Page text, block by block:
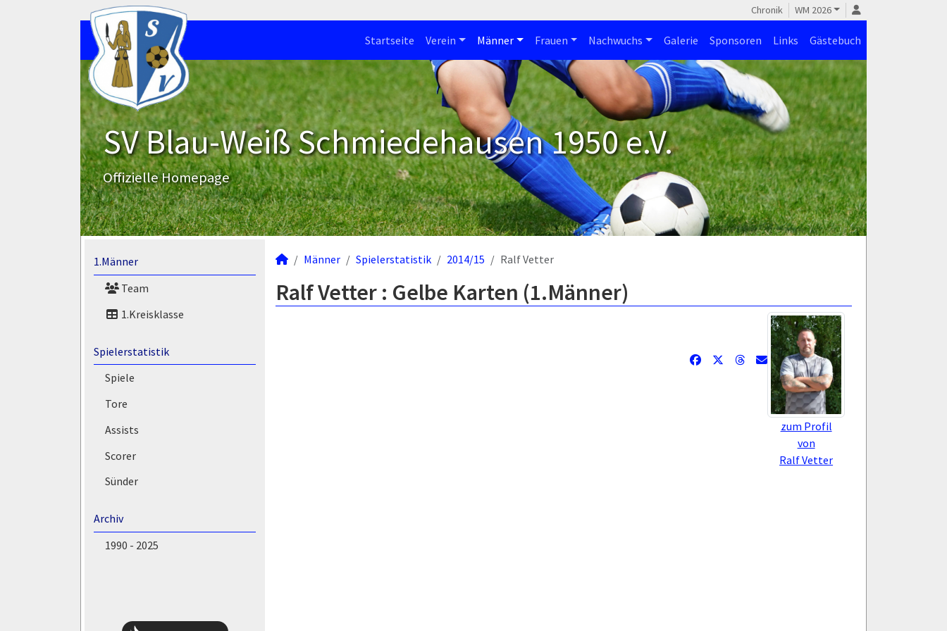
Chronik WM 2026
Startseite Verein Männer Frauen Nachwuchs Galerie Sponsoren Links Gästebuch
SV Blau-Weiß Schmiedehausen 1950 e.V.
Offizielle Homepage
1.Männer
Team
1.Kreisklasse
Spielerstatistik
Spiele
Tore
Assists
Scorer
Sünder
Archiv
1990 - 2025
Männer Spielerstatistik 2014/15 Ralf Vetter
Ralf Vetter : Gelbe Karten (1.Männer)
zum Profil
von
Ralf Vetter